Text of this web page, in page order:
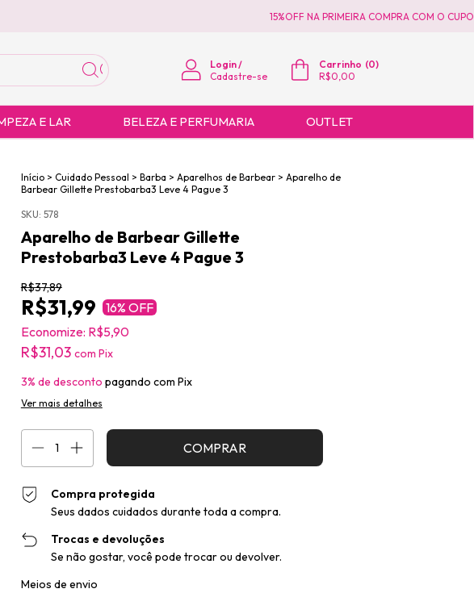
15%OFF NA PRIMEIRA COMPRA COM O CUPOM
Login /
Cadastre-se
Carrinho (0)
R$0,00
E LAR BELEZA E PERFUMARIA OUTLET
Início > Cuidado Pessoal > Barba > Aparelhos de Barbear > Aparelho de
Barbear Gillette Prestobarba3 Leve 4 Pague 3
SKU: 578
Aparelho de Barbear Gillette
Prestobarba3 Leve 4 Pague 3
R$37,89
R$31,99 16% OFF
Economize: R$5,90
R$31,03 com Pix
3% de desconto pagando com Pix
Ver mais detalhes
Compra protegida
Seus dados cuidados durante toda a compra.
Trocas e devoluções
Se não gostar, você pode trocar ou devolver.
Entregas para o CEP:
Meios de envio